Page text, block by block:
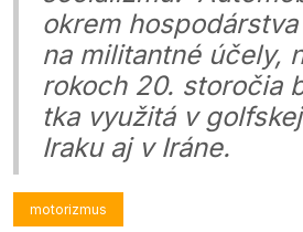
okrem
na militantné účely,
rokoch 20. storočia
tka využitá v
Iraku aj v Iráne.
motorizmus